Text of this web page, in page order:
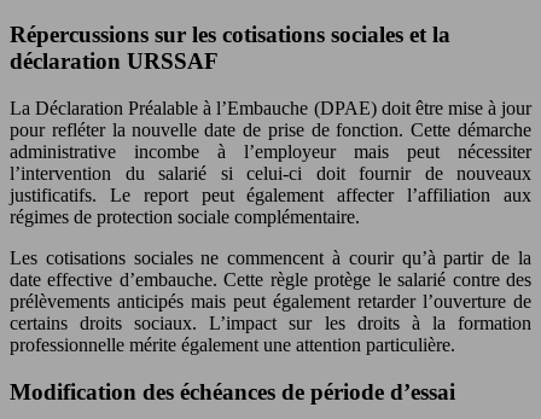
Répercussions sur les cotisations sociales et la
déclaration URSSAF
La Déclaration Préalable à l’Embauche (DPAE) doit être mise à jour
pour refléter la nouvelle date de prise de fonction. Cette démarche
administrative incombe à l’employeur mais peut nécessiter
l’intervention du salarié si celui-ci doit fournir de nouveaux
justificatifs. Le report peut également affecter l’affiliation aux
régimes de protection sociale complémentaire.
Les cotisations sociales ne commencent à courir qu’à partir de la
date effective d’embauche. Cette règle protège le salarié contre des
prélèvements anticipés mais peut également retarder l’ouverture de
certains droits sociaux. L’impact sur les droits à la formation
professionnelle mérite également une attention particulière.
Modification des échéances de période d’essai